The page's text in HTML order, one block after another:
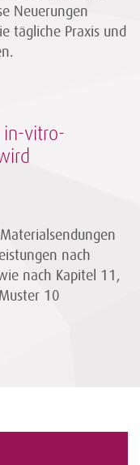
Neuerungen
tägliche Praxis und
in-vitro-
nach
nach Kapitel 11,
10